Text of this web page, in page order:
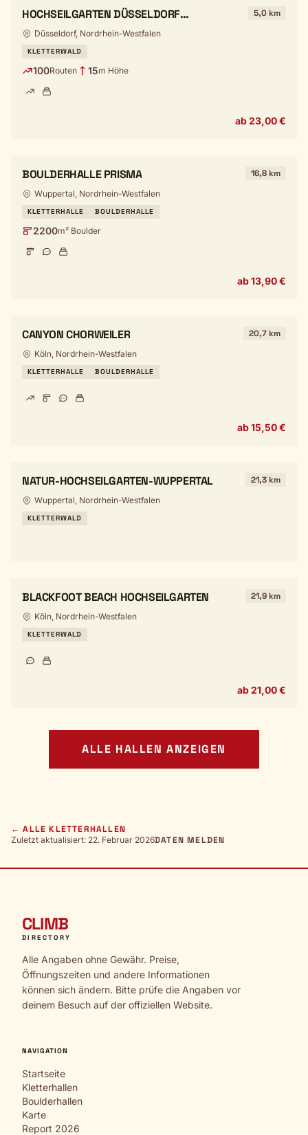
HOCHSEILGARTEN DÜSSELDORF
QUERFELDEIN
5,0 km
Düsseldorf, Nordrhein-Westfalen
KLETTERWALD
100Routen 15m Höhe
ab 23,00 €
BOULDERHALLE PRISMA 16,8 km
Wuppertal, Nordrhein-Westfalen
KLETTERHALLE BOULDERHALLE
2200m² Boulder
ab 13,90 €
CANYON CHORWEILER 20,7 km
Köln, Nordrhein-Westfalen
KLETTERHALLE BOULDERHALLE
ab 15,50 €
NATUR-HOCHSEILGARTEN-WUPPERTAL 21,3 km
Wuppertal, Nordrhein-Westfalen
KLETTERWALD
BLACKFOOT BEACH HOCHSEILGARTEN 21,9 km
Köln, Nordrhein-Westfalen
KLETTERWALD
ab 21,00 €
ALLE HALLEN ANZEIGEN
← ALLE KLETTERHALLEN
Zuletzt aktualisiert: 22. Februar 2026DATEN MELDEN
CLIMB
DIRECTORY
Alle Angaben ohne Gewähr. Preise,
Öffnungszeiten und andere Informationen
können sich ändern. Bitte prüfe die Angaben vor
deinem Besuch auf der offiziellen Website.
NAVIGATION
Startseite
Kletterhallen
Boulderhallen
Karte
Report 2026